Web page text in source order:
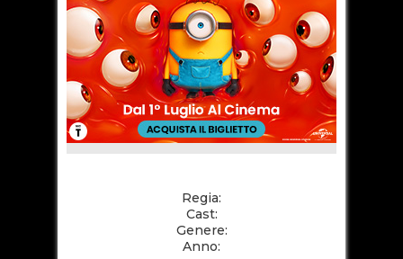
Regia:
Cast:
Genere:
Anno: